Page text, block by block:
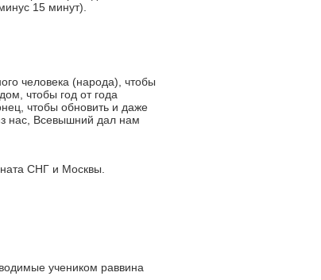
15 минут).
человека (народа), чтобы
чтобы год от года
чтобы обновить и даже
нас, Всевышний дал нам
СНГ и Москвы.
учеником раввина